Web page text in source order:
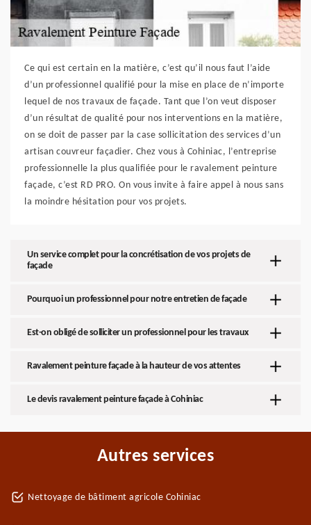
Ce qui est certain en la matière, c’est qu’il nous faut l’aide
d’un professionnel qualifié pour la mise en place de n’importe
lequel de nos travaux de façade. Tant que l’on veut disposer
d’un résultat de qualité pour nos interventions en la matière,
on se doit de passer par la case sollicitation des services d’un
artisan couvreur façadier. Chez vous à Cohiniac, l’entreprise
professionnelle la plus qualifiée pour le ravalement peinture
façade, c’est RD PRO. On vous invite à faire appel à nous sans
la moindre hésitation pour vos projets.
Un service complet pour la concrétisation de vos projets de
façade
Pourquoi un professionnel pour notre entretien de façade
Est-on obligé de solliciter un professionnel pour les travaux
Ravalement peinture façade à la hauteur de vos attentes
Le devis ravalement peinture façade à Cohiniac
Autres services
Nettoyage de bâtiment agricole Cohiniac